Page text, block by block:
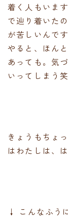
着く人もいま
で辿り着いた
が苦しいんで
やると、ほん
あっても。気
いってしまう
きょうもちょ
はわたしは、
↓ こんなふ